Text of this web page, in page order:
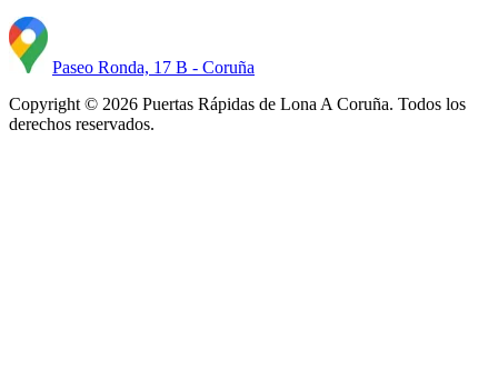
Paseo Ronda, 17 B - Coruña
Copyright © 2026 Puertas Rápidas de Lona A Coruña. Todos los
derechos reservados.